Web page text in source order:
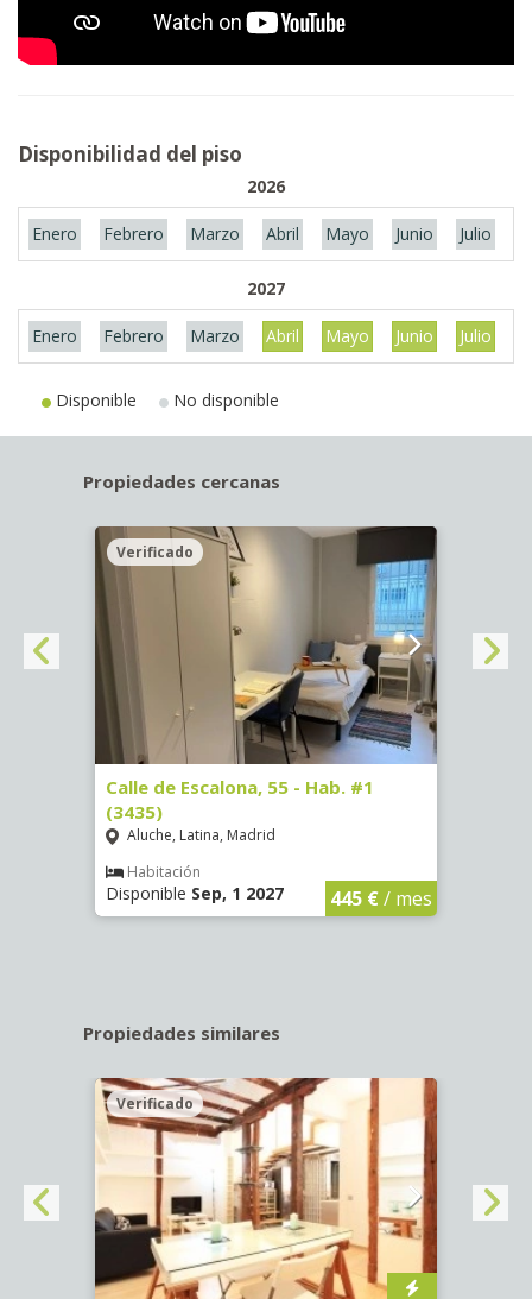
Disponibilidad del piso
2026
Enero Febrero Marzo Abril Mayo Junio Julio
2027
Enero Febrero Marzo Abril Mayo Junio Julio
Disponible No disponible
Propiedades cercanas
Verificado
Calle de Escalona, 55 - Hab. #1
(3435)
Aluche, Latina, Madrid
Habitación
Disponible Sep, 1 2027 445 €/ mes
Propiedades similares
Verificado